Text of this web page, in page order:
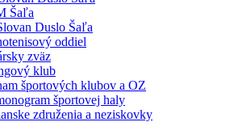
Šaľa
Duslo Šaľa
oddiel
zväz
klub
športových klubov a OZ
športovej haly
združenia a neziskovky